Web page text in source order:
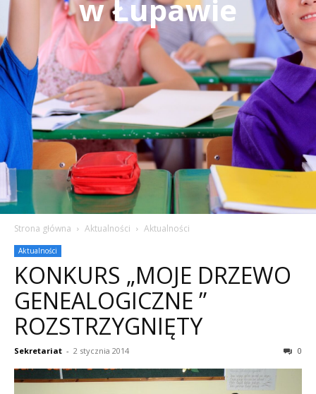
w Łupawie
Strona główna Aktualności Aktualności
Aktualności
KONKURS „MOJE DRZEWO
GENEALOGICZNE ”
ROZSTRZYGNIĘTY
Sekretariat - 2 stycznia 2014 0